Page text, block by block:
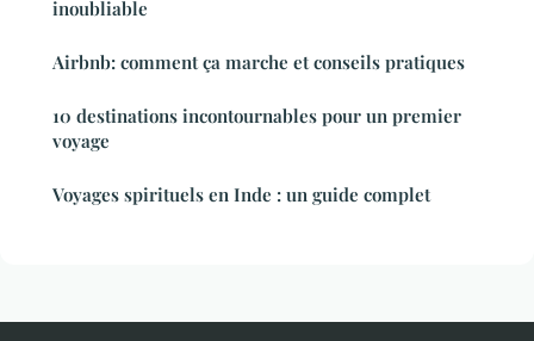
inoubliable
Airbnb: comment ça marche et conseils pratiques
10 destinations incontournables pour un premier
voyage
Voyages spirituels en Inde : un guide complet